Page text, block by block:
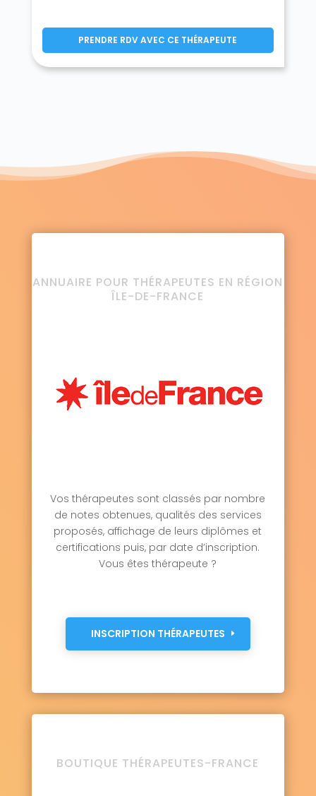
PRENDRE RDV AVEC CE THÉRAPEUTE
ANNUAIRE POUR THÉRAPEUTES EN RÉGION
ÎLE-DE-FRANCE
Vos thérapeutes sont classés par nombre
de notes obtenues, qualités des services
proposés, affichage de leurs diplômes et
certifications puis, par date d’inscription.
Vous êtes thérapeute ?
INSCRIPTION THÉRAPEUTES
BOUTIQUE THÉRAPEUTES-FRANCE